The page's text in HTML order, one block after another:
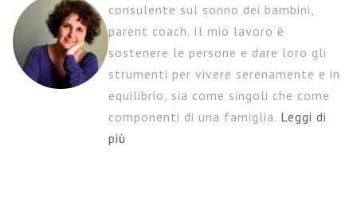
consulente sul sonno dei bambini,
parent coach. Il mio lavoro è
sostenere le persone e dare loro gli
strumenti per vivere serenamente e in
equilibrio, sia come singoli che come
componenti di una famiglia. Leggi di
più